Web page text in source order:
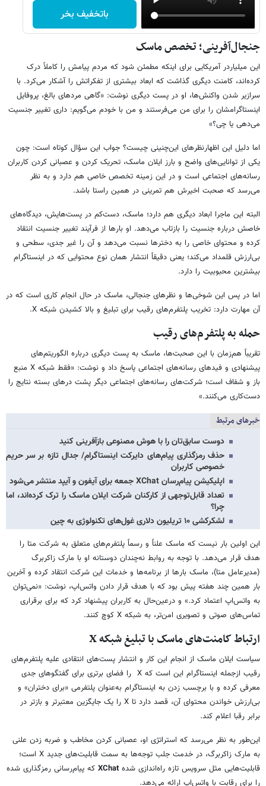
باتخفیف بخر
جنجال‌آفرینی؛ تخصص ماسک
این میلیاردر آمریکایی برای اینکه مطمئن شود که مردم پیامش را کاملاً درک
کرده‌اند، کامنت دیگری گذاشت که ابعاد بیشتری از تفکراتش را آشکار می‌کرد. با
سرازیر شدن واکنش‌ها، او در پست دیگری نوشت: «گاهی مردهای بالغ، پروفایل
اینستاگرامشان را برای من می‌فرستند و من با خودم می‌گویم: داری تغییر جنسیت
می‌دهی یا چی؟»
اما دلیل این اظهارنظرهای این‌چنینی چیست؟ جواب این سؤال کوتاه است: چون
یکی از توانایی‌های واضح و بارز ایلان ماسک، تحریک کردن و عصبانی کردن کاربران
رسانه‌های اجتماعی است و در این زمینه تخصص خاصی هم دارد و به نظر
می‌رسد که صحبت اخیرش هم تمرینی در همین راستا باشد.
البته این ماجرا ابعاد دیگری هم دارد؛ ماسک، دست‌کم در پست‌هایش، دیدگاه‌های
خاصش درباره جنسیت را بازتاب می‌دهد. او بارها از فرآیند تغییر جنسیت انتقاد
کرده و محتوای خاصی را به دخترها نسبت می‌دهد و آن را غیر جدی، سطحی و
بی‌ارزش قلمداد می‌کند؛ یعنی دقیقاً انتشار همان نوع محتوایی که در اینستاگرام
بیشترین محبوبیت را دارد.
اما در پس این شوخی‌ها و نظرهای جنجالی، ماسک در حال انجام کاری است که در
آن مهارت دارد: تخریب پلتفرم‌های رقیب برای تبلیغ و بالا کشیدن شبکه X.
حمله به پلتفرم‌های رقیب
تقریباً هم‌زمان با این صحبت‌ها، ماسک به پست دیگری درباره الگوریتم‌های
پیشنهادی و فیدهای رسانه‌های اجتماعی پاسخ داد و نوشت: «فقط شبکه X منبع
باز و شفاف است؛ شرکت‌های رسانه‌های اجتماعی دیگر پشت درهای بسته نتایج را
دست‌کاری می‌کنند.»
خبرهای مرتبط
دوست سابق‌تان را با هوش مصنوعی بازآفرینی کنید
حذف رمزگذاری پیام‌های دایرکت اینستاگرام/ جدال تازه بر سر حریم
خصوصی کاربران
اپلیکیشن پیام‌رسان XChat جمعه برای آیفون و آیپد منتشر می‌شود
تعداد قابل‌توجهی از کارکنان شرکت ایلان ماسک را ترک کرده‌اند، اما
چرا؟
لشکرکشی ۱۰ تریلیون دلاری غول‌های تکنولوژی به چین
این اولین بار نیست که ماسک علناً و رسماً پلتفرم‌های متعلق به شرکت متا را
هدف قرار می‌دهد. با توجه به روابط نه‌چندان دوستانه او با مارک زاکربرگ
(مدیرعامل متا)، ماسک بارها از برنامه‌ها و خدمات این شرکت انتقاد کرده و آخرین
بار همین چند هفته پیش بود که با هدف قرار دادن واتس‌اپ، نوشت: «نمی‌توان
به واتس‌اپ اعتماد کرد.» و درعین‌حال به کاربران پیشنهاد کرد که برای برقراری
تماس‌های صوتی و تصویری امن‌تر، به شبکه X کوچ کنند.
ارتباط کامنت‌های ماسک با تبلیغ شبکه
سیاست ایلان ماسک از انجام این کار و انتشار پست‌های انتقادی علیه پلتفرم‌های
رقیب ازجمله اینستاگرام این است که X را فضای برتری برای گفتگوهای جدی
معرفی کرده و با برچسب زدن به اینستاگرام به‌عنوان پلتفرمی «برای دختران» و
بی‌ارزش خواندن محتوای آن، قصد دارد تا X را یک جایگزین معتبرتر و بازتر در
برابر رقبا اعلام کند.
این‌طور به نظر می‌رسد که استراتژی او، عصبانی کردن مخاطب و ضربه زدن علنی
به مارک زاکربرگ، در خدمت جلب توجه‌ها به سمت قابلیت‌های جدید X است؛
قابلیت‌هایی مثل سرویس تازه راه‌اندازی شدهXChat که پیام‌رسانی رمزگذاری شده
را برای رقابت با واتس‌اپ ارائه می‌دهد.